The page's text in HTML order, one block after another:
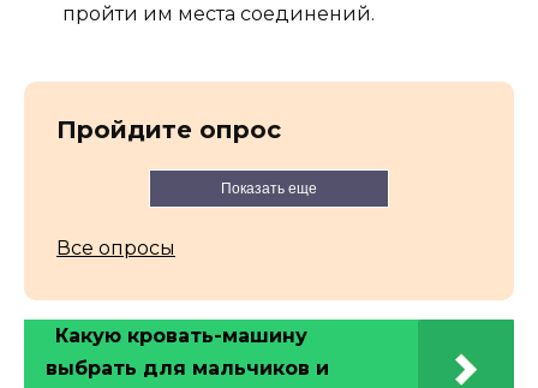
пройти им места соединений.
Пройдите опрос
Показать еще
Все опросы
Какую кровать-машину
выбрать для мальчиков и